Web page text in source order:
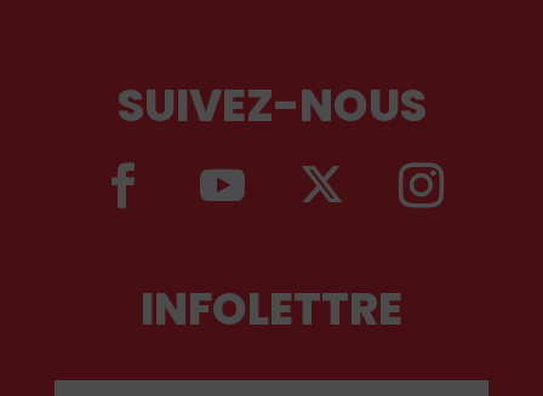
SUIVEZ-NOUS
INFOLETTRE